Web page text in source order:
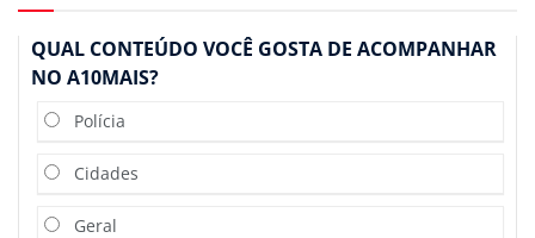
QUAL CONTEÚDO VOCÊ GOSTA DE ACOMPANHAR
NO A10MAIS?
Polícia
Cidades
Geral